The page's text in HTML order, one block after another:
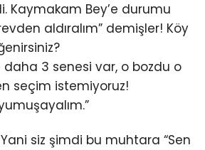
Kaymakam Bey’e durumu
aldıralım” demişler! Köy
daha 3 senesi var, o bozdu o
seçim istemiyoruz!
Yani siz şimdi bu muhtara “Sen